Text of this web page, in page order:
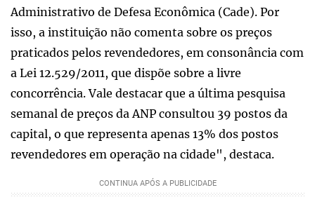
Administrativo de Defesa Econômica (Cade). Por
isso, a instituição não comenta sobre os preços
praticados pelos revendedores, em consonância com
a Lei 12.529/2011, que dispõe sobre a livre
concorrência. Vale destacar que a última pesquisa
semanal de preços da ANP consultou 39 postos da
capital, o que representa apenas 13% dos postos
revendedores em operação na cidade", destaca.